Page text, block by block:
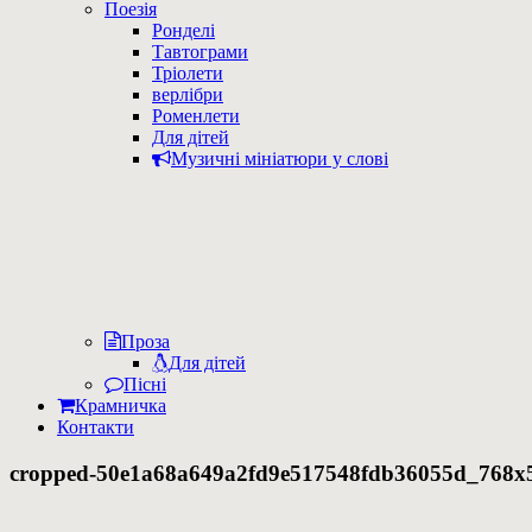
Поезія
Ронделі
Тавтограми
Тріолети
верлібри
Роменлети
Для дітей
Музичні мініатюри у слові
Проза
Для дітей
Пісні
Крамничка
Контакти
cropped-